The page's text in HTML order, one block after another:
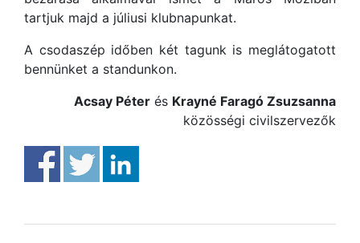
tartjuk majd a júliusi klubnapunkat.
A csodaszép időben két tagunk is meglátogatott
bennünket a standunkon.
Acsay Péter és Krayné Faragó Zsuzsanna
közösségi civilszervezők